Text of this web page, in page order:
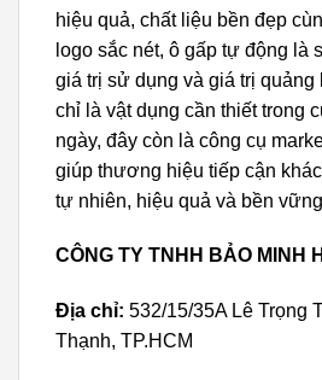
hiệu quả, chất liệu bền đẹp
logo sắc nét, ô gấp tự động là
giá trị sử dụng và giá trị
chỉ là vật dụng cần thiết trong
ngày, đây còn là công cụ
giúp thương hiệu tiếp cận
tự nhiên, hiệu quả và bền
CÔNG TY TNHH BẢO MINH
Địa chỉ: 532/15/35A Lê Trọng
Thạnh, TP.HCM